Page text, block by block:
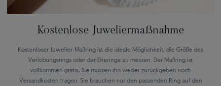
Kostenlose Juweliermaßnahme
Kostenloser Juwelier-Maßring ist die ideale Möglichkeit, die Größe des
Verlobungsrings oder der Eheringe zu messen. Der Maßring ist
vollkommen gratis, Sie müssen ihn weder zurückgeben noch
Versandkosten tragen. Sie brauchen nur den passenden Ring auf den